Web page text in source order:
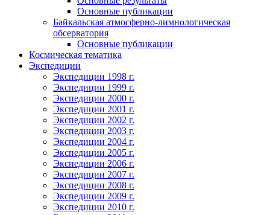
Основные публикации
Байкальская атмосферно-лимнологическая
обсерватория
Основные публикации
Космическая тематика
Экспедиции
Экспедиции 1998 г.
Экспедиции 1999 г.
Экспедиции 2000 г.
Экспедиции 2001 г.
Экспедиции 2002 г.
Экспедиции 2003 г.
Экспедиции 2004 г.
Экспедиции 2005 г.
Экспедиции 2006 г.
Экспедиции 2007 г.
Экспедиции 2008 г.
Экспедиции 2009 г.
Экспедиции 2010 г.